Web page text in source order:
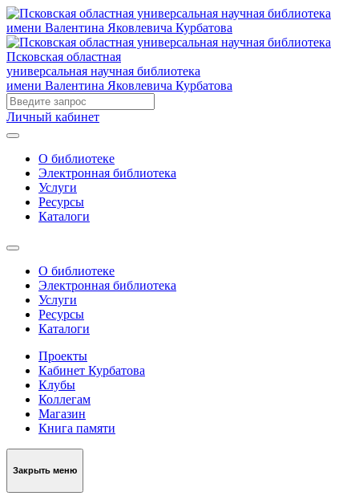
Псковская областная
универсальная научная библиотека
имени Валентина Яковлевича Курбатова
Личный кабинет
О библиотеке
Электронная библиотека
Услуги
Ресурсы
Каталоги
О библиотеке
Электронная библиотека
Услуги
Ресурсы
Каталоги
Проекты
Кабинет Курбатова
Клубы
Коллегам
Магазин
Книга памяти
Закрыть меню